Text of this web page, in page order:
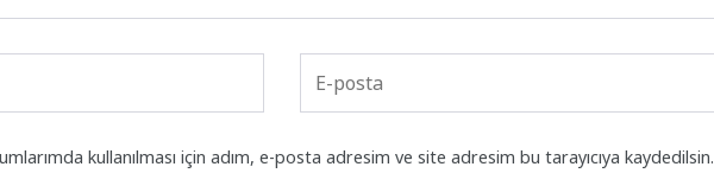
kullanılması için adım, e-posta adresim ve site adresim bu tarayıcıya kaydedilsin.